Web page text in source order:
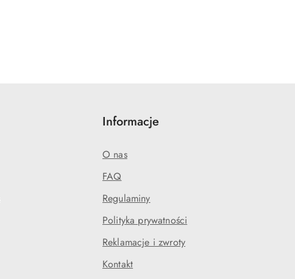
Informacje
O nas
FAQ
Regulaminy
Polityka prywatności
Reklamacje i zwroty
Kontakt